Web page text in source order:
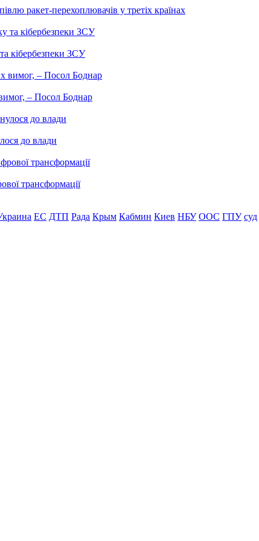
ракет-перехоплювачів у третіх країнах
кібербезпеки ЗСУ
– Посол Боднар
до влади
трансформації
ЕС ДТП Рада Крым Кабмин Киев НБУ ООС ГПУ суд